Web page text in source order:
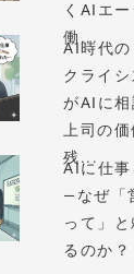
くAIエ
働...
AI時代
クライ
がAIに相
上司の
残...
AIに仕
—なぜ「
って」
るのか？